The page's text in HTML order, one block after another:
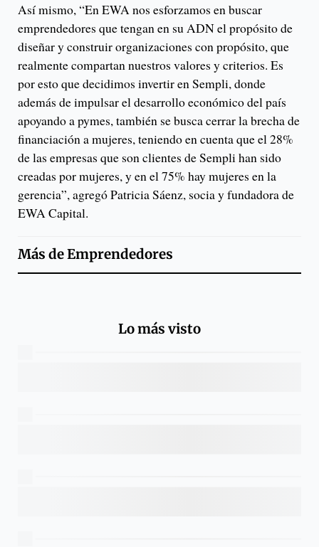
Así mismo, “En EWA nos esforzamos en buscar
emprendedores que tengan en su ADN el propósito de
diseñar y construir organizaciones con propósito, que
realmente compartan nuestros valores y criterios. Es
por esto que decidimos invertir en Sempli, donde
además de impulsar el desarrollo económico del país
apoyando a pymes, también se busca cerrar la brecha de
financiación a mujeres, teniendo en cuenta que el 28%
de las empresas que son clientes de Sempli han sido
creadas por mujeres, y en el 75% hay mujeres en la
gerencia”, agregó Patricia Sáenz, socia y fundadora de
EWA Capital.
Más deEmprendedores
Lo más visto